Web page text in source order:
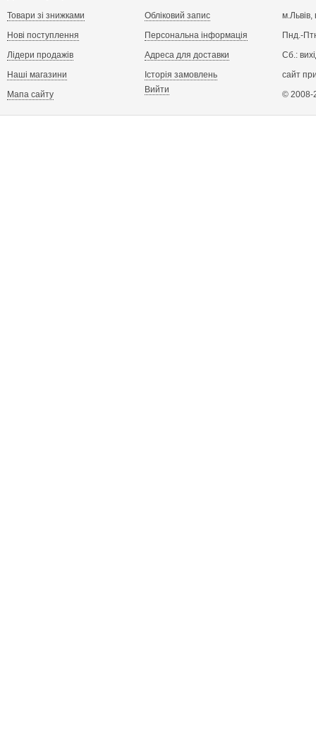
Товари зі знижками
Нові поступлення
Лідери продажів
Наші магазини
Мапа сайту
Обліковий запис
Персональна інформація
Адреса для доставки
Історія замовлень
Вийти
Пнд.-
Сб.:
сайт
© 2008-